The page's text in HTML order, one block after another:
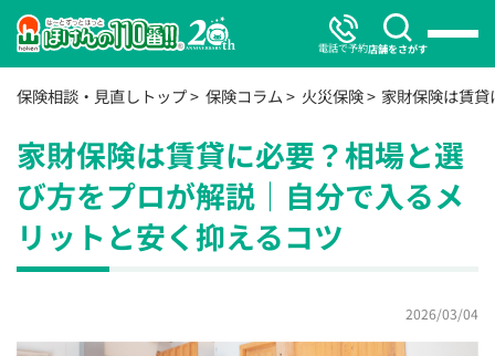
電話で予約店舗をさがす
保険相談・見直しトップ 保険コラム 火災保険 家財保険は賃
家財保険は賃貸に必要？相場と選
び方をプロが解説｜自分で入るメ
リットと安く抑えるコツ
2026/03/04